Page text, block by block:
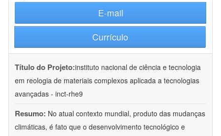
E-mail
Currículo
Título do Projeto:instituto nacional de ciência e tecnologia
em reologia de materiais complexos aplicada a tecnologias
avançadas - inct-rhe9
Resumo: No atual contexto mundial, produto das mudanças
climáticas, é fato que o desenvolvimento tecnológico e